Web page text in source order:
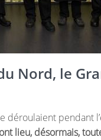
Nord, le
déroulaient pendant
lieu, désormais,